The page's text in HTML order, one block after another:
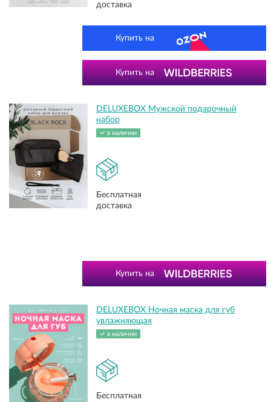
доставка
Купить на
Купить на
DELUXEBOX Мужской подарочный
набор
в наличии
Бесплатная
доставка
Купить на
DELUXEBOX Ночная маска для губ
увлажняющая
в наличии
Бесплатная